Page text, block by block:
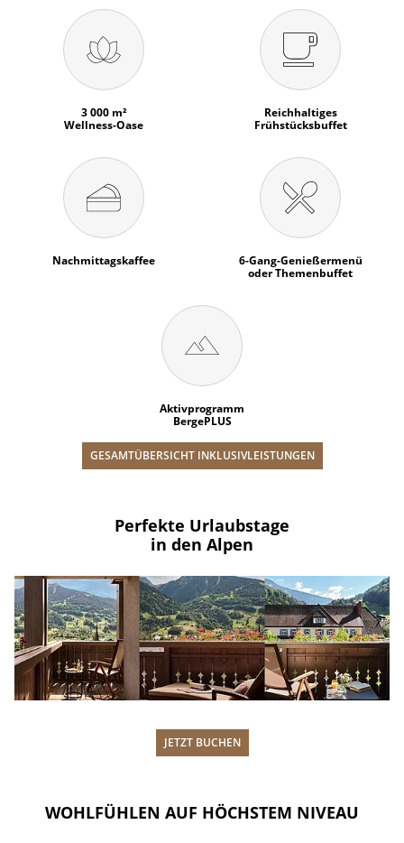
3 000 m²
Wellness-Oase
Reichhaltiges
Frühstücksbuffet
Nachmittagskaffee
6-Gang-Genießermenü
oder Themenbuffet
Aktivprogramm
BergePLUS
GESAMTÜBERSICHT INKLUSIVLEISTUNGEN
Perfekte Urlaubstage
in den Alpen
JETZT BUCHEN
WOHLFÜHLEN AUF HÖCHSTEM NIVEAU